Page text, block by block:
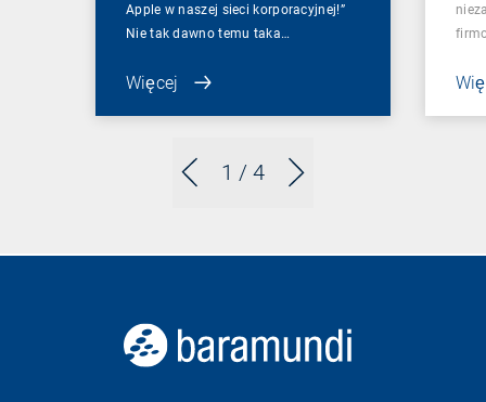
1 / 4
Apple w naszej sieci korporacyjnej!”
Nie tak dawno temu taka…
Więcej